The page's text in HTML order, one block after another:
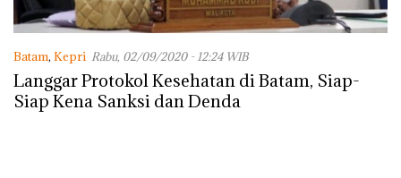
Batam, Kepri Rabu, 02/09/2020 - 12:24 WIB
Langgar Protokol Kesehatan di Batam, Siap-
Siap Kena Sanksi dan Denda